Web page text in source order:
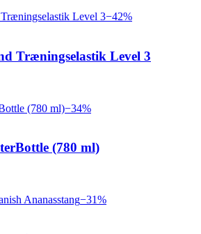
−42%
Træningselastik Level 3
−34%
(780 ml)
−31%